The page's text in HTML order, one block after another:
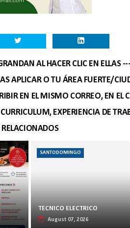
AL HACER CLIC EN ELLAS
APLICAR O TU ÁREA FUERTE/
EN EL MISMO CORREO, EN EL
EXPERIENCIA DE
SANTODOMINGO
TECNICO ELECTRICO
August 07, 2026